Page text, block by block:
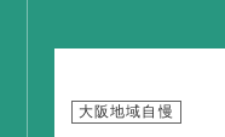
大阪地域自慢